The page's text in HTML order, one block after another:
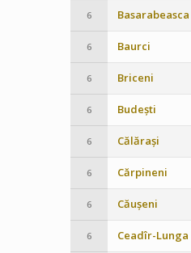
6 Basarabeasca
6 Baurci
6 Briceni
6 Budești
6 Călărași
6 Cărpineni
6 Căușeni
6 Ceadîr-Lunga